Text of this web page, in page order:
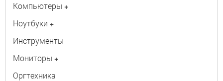
Компьютеры +
Ноутбуки +
Инструменты
Мониторы +
Оргтехника